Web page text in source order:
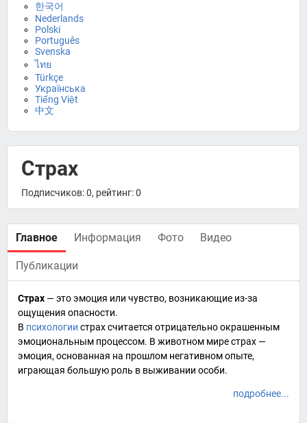
한국어
Nederlands
Polski
Português
Svenska
ไทย
Türkçe
Українська
Tiếng Việt
中文
Страх
Подписчиков: 0, рейтинг: 0
Главное Информация Фото Видео
Публикации
Страх — этоэмоция или чувство, возникающие из-за
ощущения опасности.
В психологии страх считается отрицательно окрашенным
эмоциональным процессом. В животном мире страх —
эмоция, основанная на прошлом негативном опыте,
играющая большую роль в выживании особи.
подробнее...